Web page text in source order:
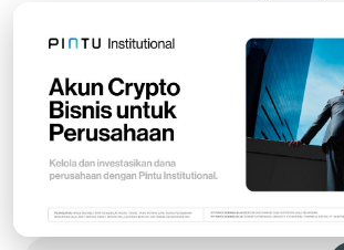
Mikirin Duit
Solusi ngatur duit yang